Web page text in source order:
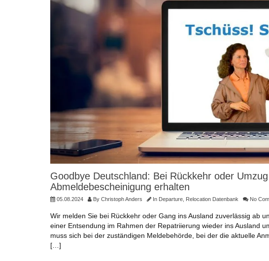
Goodbye Deutschland: Bei Rückkehr oder
Abmeldebescheinigung erhalten
05.08.2024 By Christoph Anders In Departure Relocation Datenbank No
Wir melden Sie bei Rückkehr oder Gang ins Ausland zuverlässig ab
einer Entsendung im Rahmen der Repatriierung wieder ins Ausland
muss sich bei der zuständigen Meldebehörde, bei der die aktuelle
[…]